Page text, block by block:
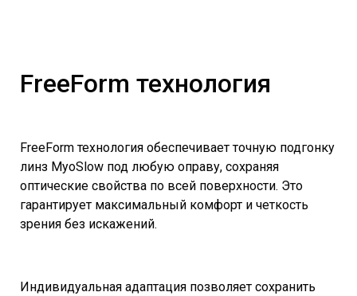
FreeForm технология
FreeForm технология обеспечивает точную подгонку
линз MyoSlow под любую оправу, сохраняя
оптические свойства по всей поверхности. Это
гарантирует максимальный комфорт и четкость
зрения без искажений.
Индивидуальная адаптация позволяет сохранить